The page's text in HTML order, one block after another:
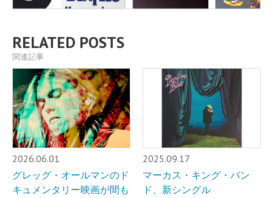
RELATED POSTS
関連記事
2026.06.01
グレッグ・オールマンのド
キュメンタリー映画が間も
2025.09.17
マーカス・キング・バン
ド、新シングル